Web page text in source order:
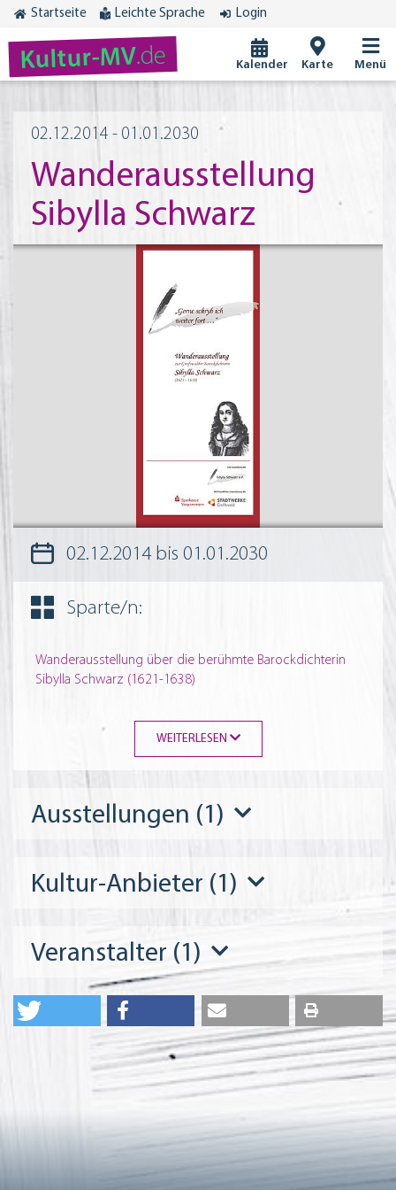
Startseite Leichte Sprache Login
Kultur-MV.de Kalender Karte Menü
02.12.2014 - 01.01.2030
Wanderausstellung
Sibylla Schwarz
02.12.2014bis 01.01.2030
Sparte/n:
Wanderausstellung über die berühmte Barockdichterin
Sibylla Schwarz (1621-1638)
WEITERLESEN
Ausstellungen (1)
Kultur-Anbieter (1)
Veranstalter (1)